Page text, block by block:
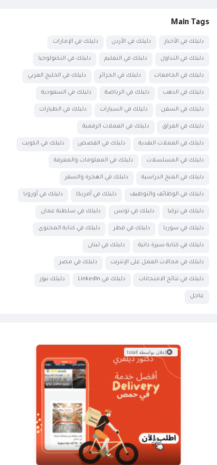
Main Tags
دليلك في الأخبار دليلك في الأردن دليلك في الإمارات
دليلك في التداول دليلك في التعليم دليلك في التكنولوجيا
دليلك في الجامعات دليلك في الجزائر دليلك في الخليج العربي
دليلك في الذهب دليلك في الرياضة دليلك في السعودية
دليلك في السفن دليلك في السيارات دليلك في الطيارات
دليلك في العراق دليلك في العملات الرقمية
دليلك في العملات النقدية دليلك في القصص دليلك في الكويت
دليلك في المسلسلات دليلك في المعلومات والمعرفة
دليلك في المنح الدراسية دليلك في الهجرة والسفر
دليلك في الوظائف والتوظيف دليلك في أمريكا دليلك في أوروبا
دليلك في تركيا دليلك في تونس دليلك في سلطنة عمان
دليلك في سوريا دليلك في قطر دليلك في كتابة المحتوى
دليلك في كتابة سيرة ذاتية دليلك في لبنان
دليلك في مجالات العمل على الإنترنت دليلك في مصر
دليلك في نتائج الامتحانات دليلك في LinkedIn دليلك نيوز
عاجل
إعلان بواسطة toiall